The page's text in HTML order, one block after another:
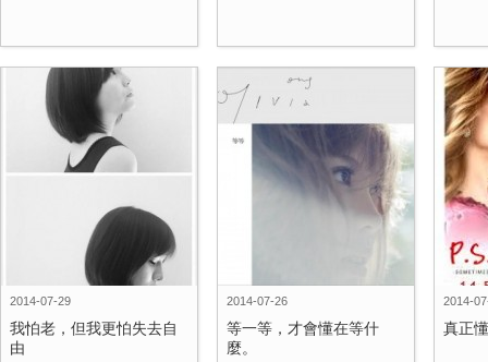
2014-07-29
我怕老，但我更怕失去自
由
2014-07-26
等一等，才會懂在等什
麼。
2014-
真正